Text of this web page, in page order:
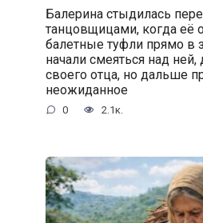
Балерина стыдилась
танцовщицами, когда её
балетные туфли прямо в
начали смеяться над
своего отца, но дальше
неожиданное
0 2.1к.